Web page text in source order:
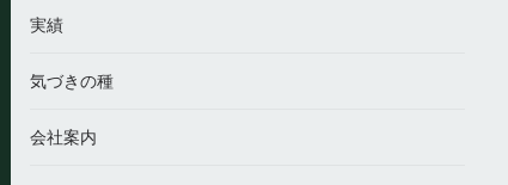
実績
気づきの種
会社案内